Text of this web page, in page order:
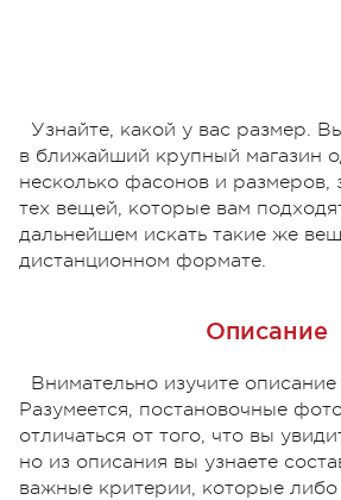
Узнайте, какой у вас размер.
в ближайший крупный магазин
несколько фасонов и размеров,
тех вещей, которые вам
дальнейшем искать такие же
дистанционном формате.
Описание
Внимательно изучите
Разумеется, постановочные
отличаться от того, что вы
но из описания вы узнаете
важные критерии, которые